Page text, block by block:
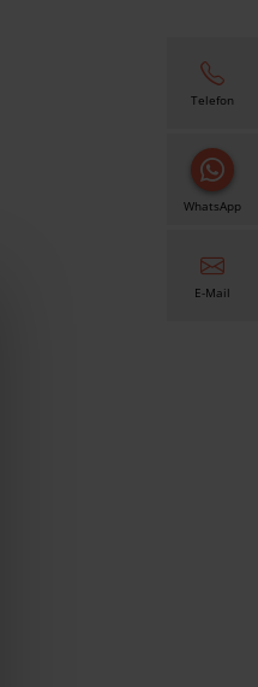
Telefon
WhatsApp
E-Mail